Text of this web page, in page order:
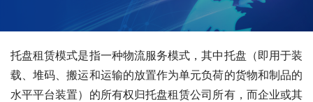
托盘租赁模式是指一种物流服务模式，其中托盘（即用于装
载、堆码、搬运和运输的放置作为单元负荷的货物和制品的
水平平台装置）的所有权归托盘租赁公司所有，而企业或其